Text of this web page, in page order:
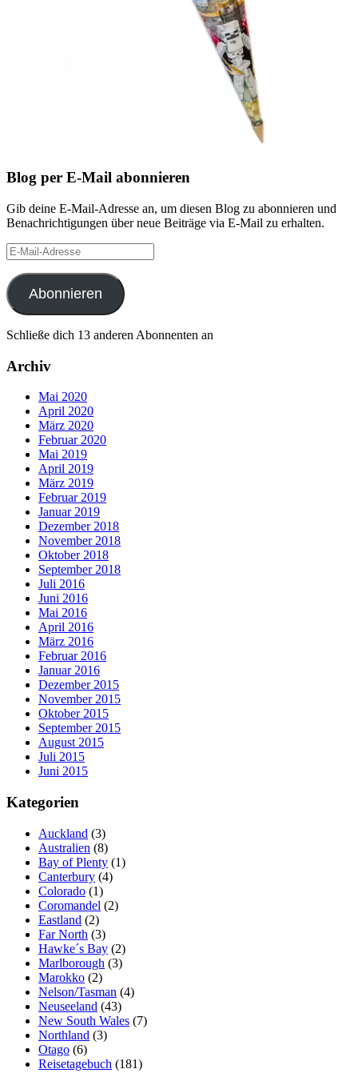
Blog per E-Mail abonnieren
Gib deine E-Mail-Adresse an, um diesen Blog zu abonnieren und
Benachrichtigungen über neue Beiträge via E-Mail zu erhalten.
E-
Mail-
Adresse
Abonnieren
Schließe dich 13 anderen Abonnenten an
Archiv
Mai 2020
April 2020
März 2020
Februar 2020
Mai 2019
April 2019
März 2019
Februar 2019
Januar 2019
Dezember 2018
November 2018
Oktober 2018
September 2018
Juli 2016
Juni 2016
Mai 2016
April 2016
März 2016
Februar 2016
Januar 2016
Dezember 2015
November 2015
Oktober 2015
September 2015
August 2015
Juli 2015
Juni 2015
Kategorien
Auckland (3)
Australien (8)
Bay of Plenty (1)
Canterbury (4)
Colorado (1)
Coromandel (2)
Eastland (2)
Far North (3)
Hawke´s Bay (2)
Marlborough (3)
Marokko (2)
Nelson/Tasman (4)
Neuseeland (43)
New South Wales (7)
Northland (3)
Otago (6)
Reisetagebuch (181)